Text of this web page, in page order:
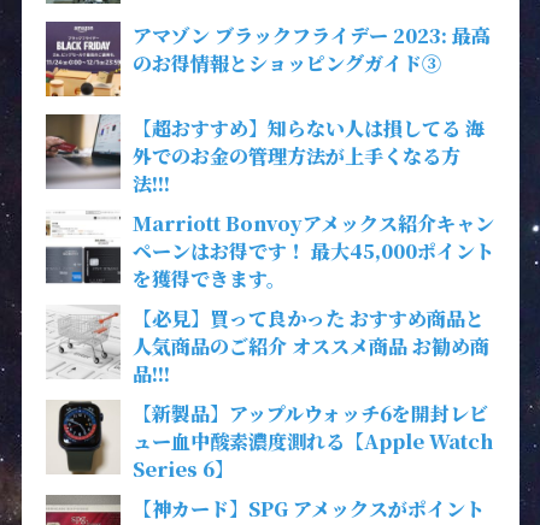
アマゾン ブラックフライデー 2023: 最高
のお得情報とショッピングガイド③
【超おすすめ】知らない人は損してる 海
外でのお金の管理方法が上手くなる方
法!!!
Marriott Bonvoyアメックス紹介キャン
ペーンはお得です！ 最大45,000ポイント
を獲得できます。
【必見】買って良かった おすすめ商品と
人気商品のご紹介 オススメ商品 お勧め商
品!!!
【新製品】アップルウォッチ6を開封レビ
ュー血中酸素濃度測れる【Apple Watch
Series 6】
【神カード】SPG アメックスがポイント